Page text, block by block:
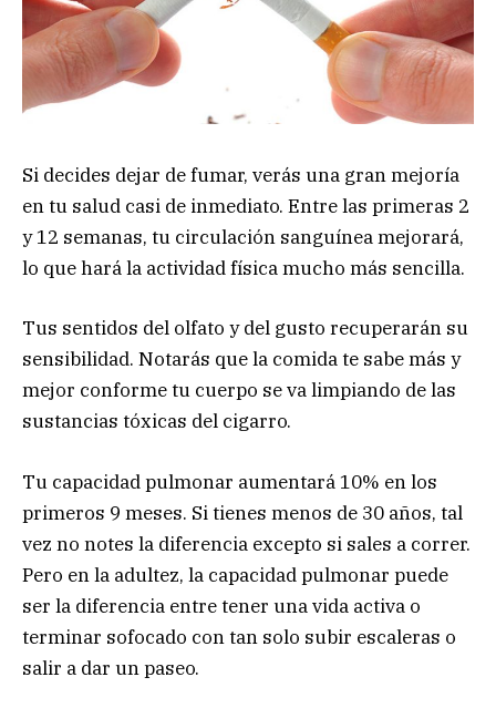
Si decides dejar de fumar, verás una gran mejoría
en tu salud casi de inmediato. Entre las primeras 2
y 12 semanas, tu circulación sanguínea mejorará,
lo que hará la actividad física mucho más sencilla.
Tus sentidos del olfato y del gusto recuperarán su
sensibilidad. Notarás que la comida te sabe más y
mejor conforme tu cuerpo se va limpiando de las
sustancias tóxicas del cigarro.
Tu capacidad pulmonar aumentará 10% en los
primeros 9 meses. Si tienes menos de 30 años, tal
vez no notes la diferencia excepto si sales a correr.
Pero en la adultez, la capacidad pulmonar puede
ser la diferencia entre tener una vida activa o
terminar sofocado con tan solo subir escaleras o
salir a dar un paseo.